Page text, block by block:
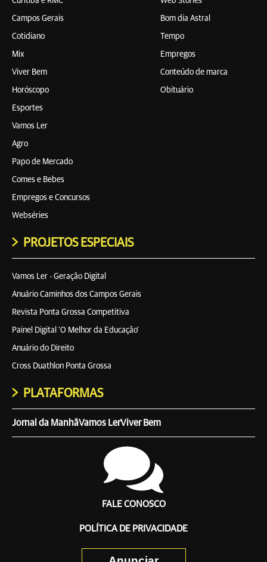
Campos Gerais
Cotidiano
Mix
Viver Bem
Horóscopo
Esportes
Vamos Ler
Agro
Papo de Mercado
Comes e Bebes
Empregos e Concursos
Webséries
Bom dia Astral
Tempo
Empregos
Conteúdo de marca
Obituário
PROJETOS ESPECIAIS
Vamos Ler - Geração Digital
Anuário Caminhos dos Campos Gerais
Revista Ponta Grossa Competitiva
Painel Digital 'O Melhor da Educação'
Anuário do Direito
Cross Duathlon Ponta Grossa
PLATAFORMAS
Jornal da ManhãVamos LerViver Bem
FALE CONOSCO
POLÍTICA DE PRIVACIDADE